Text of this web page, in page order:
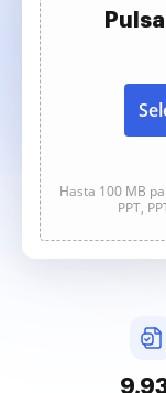
Hasta 100 MB
PPT,